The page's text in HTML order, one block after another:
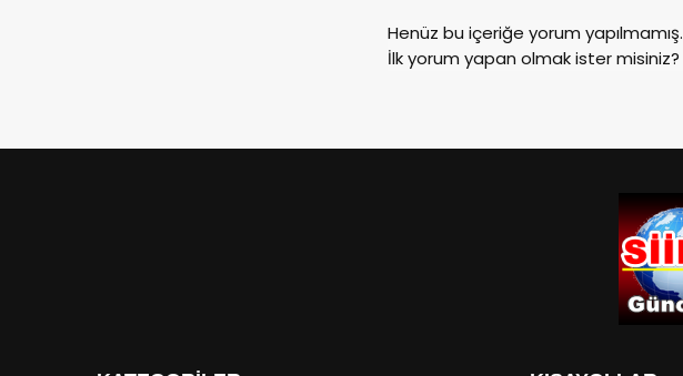
Henüz bu içeriğe yorum yapılmamış.
İlk yorum yapan olmak ister misiniz?